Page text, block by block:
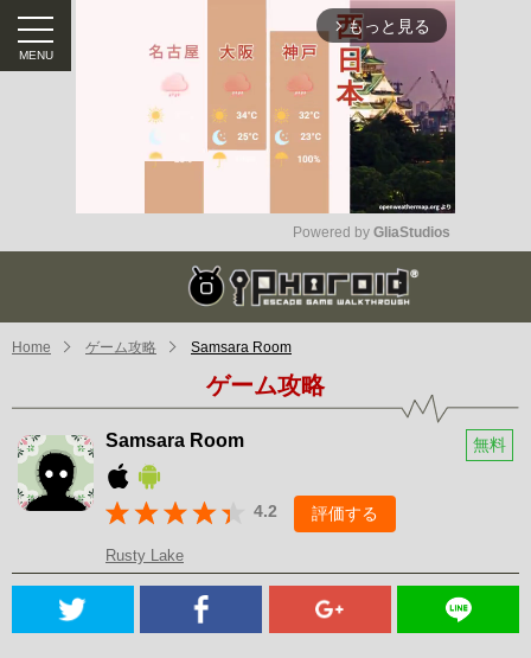
arrow_forward_ios もっと見る
Mute
Powered by GliaStudios
Home ゲーム攻略 Samsara Room
ゲーム攻略
Samsara Room 無料
4.2 評価する
Rusty Lake